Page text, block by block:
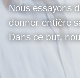
Nous essayons
donner entière
Dans ce but,